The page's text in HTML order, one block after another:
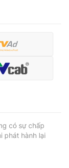
có sự chấp
phát hành lại